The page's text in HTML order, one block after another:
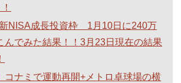
新NISA成長投資枠 1月10日に240万
んでみた結果！！3月23日現在の結果
コナミで運動再開+メトロ卓球場の横